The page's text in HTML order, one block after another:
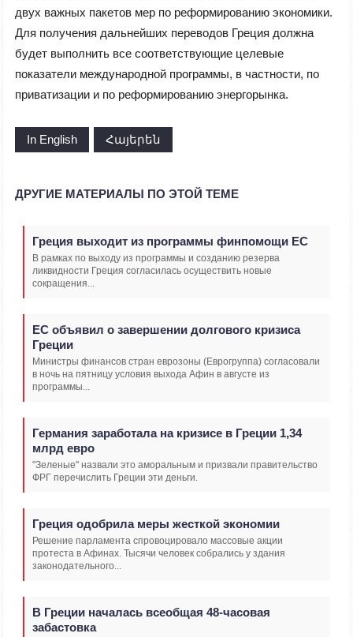
двух важных пакетов мер по реформированию экономики.
Для получения дальнейших переводов Греция должна
будет выполнить все соответствующие целевые
показатели международной программы, в частности, по
приватизации и по реформированию энергорынка.
In English Հայերեն
ДРУГИЕ МАТЕРИАЛЫ ПО ЭТОЙ ТЕМЕ
Греция выходит из программы финпомощи ЕС
В рамках по выходу из программы и созданию резерва
ликвидности Греция согласилась осуществить новые
сокращения...
EС объявил о завершении долгового кризиса
Греции
Министры финансов стран еврозоны (Еврогруппа) согласовали
в ночь на пятницу условия выхода Афин в августе из
программы...
Германия заработала на кризисе в Греции 1,34
млрд евро
"Зеленые" назвали это аморальным и призвали правительство
ФРГ перечислить Греции эти деньги.
Греция одобрила меры жесткой экономии
Решение парламента спровоцировало массовые акции
протеста в Афинах. Тысячи человек собрались у здания
законодательного...
В Греции началась всеобщая 48-часовая
забастовка